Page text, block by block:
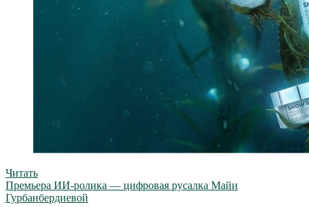
Читать
Премьера ИИ-ролика — цифровая русалка Майи
Гурбанбердиевой